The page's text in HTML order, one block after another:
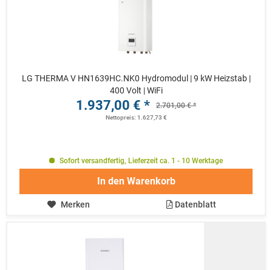
LG THERMA V HN1639HC.NK0 Hydromodul | 9 kW Heizstab |
400 Volt | WiFi
1.937,00 € * 2.701,00 € *
Nettopreis: 1.627,73 €
Sofort versandfertig, Lieferzeit ca. 1 - 10 Werktage
In den Warenkorb
Merken Datenblatt